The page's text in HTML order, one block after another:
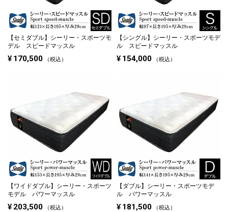
【セミダブル】 シーリー・スポーツモ
デル スピードマッスル
¥ 170,500 税込
【シングル】 シーリー・スポーツモデ
ル スピードマッスル
¥ 154,000 税込
【ワイドダブル】 シーリー・スポーツ
モデル パワーマッスル
¥ 203,500 税込
【ダブル】 シーリー・スポーツモデ
ル パワーマッスル
¥ 181,500 税込